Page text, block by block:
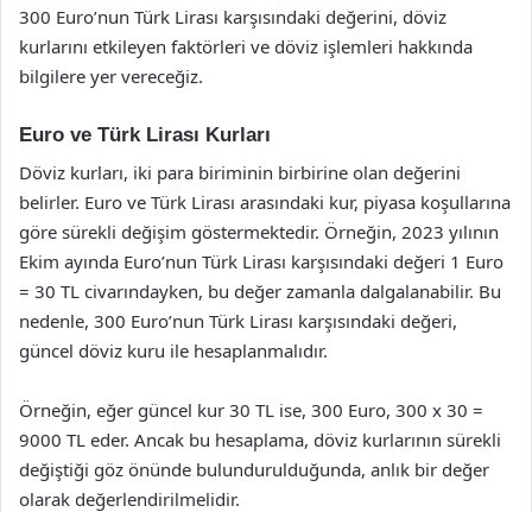
300 Euro’nun Türk Lirası karşısındaki değerini, döviz
kurlarını etkileyen faktörleri ve döviz işlemleri hakkında
bilgilere yer vereceğiz.
Euro ve Türk Lirası Kurları
Döviz kurları, iki para biriminin birbirine olan değerini
belirler. Euro ve Türk Lirası arasındaki kur, piyasa koşullarına
göre sürekli değişim göstermektedir. Örneğin, 2023 yılının
Ekim ayında Euro’nun Türk Lirası karşısındaki değeri 1 Euro
= 30 TL civarındayken, bu değer zamanla dalgalanabilir. Bu
nedenle, 300 Euro’nun Türk Lirası karşısındaki değeri,
güncel döviz kuru ile hesaplanmalıdır.
Örneğin, eğer güncel kur 30 TL ise, 300 Euro, 300 x 30 =
9000 TL eder. Ancak bu hesaplama, döviz kurlarının sürekli
değiştiği göz önünde bulundurulduğunda, anlık bir değer
olarak değerlendirilmelidir.